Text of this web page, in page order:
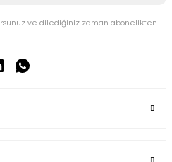
ve dilediğiniz zaman abonelikten